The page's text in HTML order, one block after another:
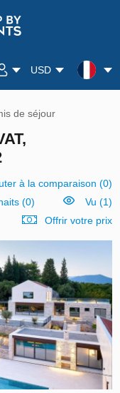
USD
de séjour
à la comparaison (0)
(0)
Vu (1)
Offrir votre prix